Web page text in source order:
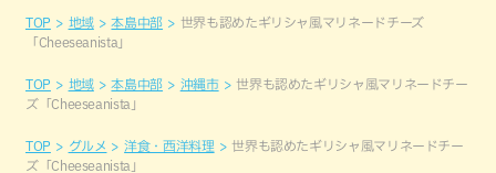
TOP 地域 本島中部
世界も認めたギリシャ風マリネードチーズ
「Cheeseanista」
TOP 地域 本島中部 沖縄市
世界も認めたギリシャ風マリネードチー
ズ「Cheeseanista」
TOP グルメ 洋食・西洋料理
世界も認めたギリシャ風マリネードチー
ズ「Cheeseanista」